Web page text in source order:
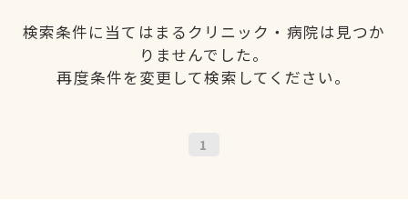
検索条件に当てはまるクリニック・病院は見つか
りませんでした。
再度条件を変更して検索してください。
1